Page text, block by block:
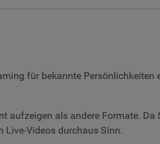
für bekannte Persönlichkeiten
aufzeigen als andere Formate. Da
Live-Videos durchaus Sinn.